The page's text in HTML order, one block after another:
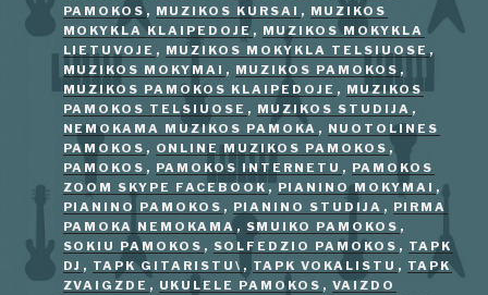
PAMOKOS, MUZIKOS KURSAI , MUZIKOS
MOKYKLA KLAIPEDOJE , MUZIKOS MOKYKLA
LIETUVOJE , MUZIKOS MOKYKLA TELSIUOSE ,
MUZIKOS MOKYMAI , MUZIKOS PAMOKOS ,
MUZIKOS PAMOKOS KLAIPEDOJE , MUZIKOS
PAMOKOS TELSIUOSE , MUZIKOS STUDIJA ,
NEMOKAMA MUZIKOS PAMOKA , NUOTOLINES
PAMOKOS , ONLINE MUZIKOS PAMOKOS ,
PAMOKOS , PAMOKOS INTERNETU , PAMOKOS
ZOOM SKYPE FACEBOOK,PIANINO MOKYMAI ,
PIANINO PAMOKOS , PIANINO STUDIJA , PIRMA
PAMOKA NEMOKAMA , SMUIKO PAMOKOS ,
SOKIU PAMOKOS , SOLFEDZIO PAMOKOS , TAPK
DJ , TAPK GITARISTU\ , TAPK VOKALISTU , TAPK
ZVAIGZDE , UKULELE PAMOKOS , VAIZDO